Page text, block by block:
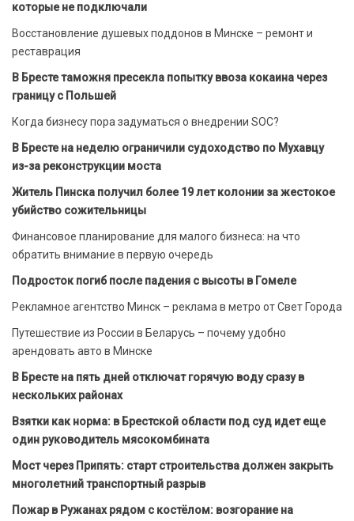
которые не подключали
Восстановление душевых поддонов в Минске – ремонт и
реставрация
В Бресте таможня пресекла попытку ввоза кокаина через
границу с Польшей
Когда бизнесу пора задуматься о внедрении SOC?
В Бресте на неделю ограничили судоходство по Мухавцу
из-за реконструкции моста
Житель Пинска получил более 19 лет колонии за жестокое
убийство сожительницы
Финансовое планирование для малого бизнеса: на что
обратить внимание в первую очередь
Подросток погиб после падения с высоты в Гомеле
Рекламное агентство Минск – реклама в метро от Свет Города
Путешествие из России в Беларусь – почему удобно
арендовать авто в Минске
В Бресте на пять дней отключат горячую воду сразу в
нескольких районах
Взятки как норма: в Брестской области под суд идет еще
один руководитель мясокомбината
Мост через Припять: старт строительства должен закрыть
многолетний транспортный разрыв
Пожар в Ружанах рядом с костёлом: возгорание на